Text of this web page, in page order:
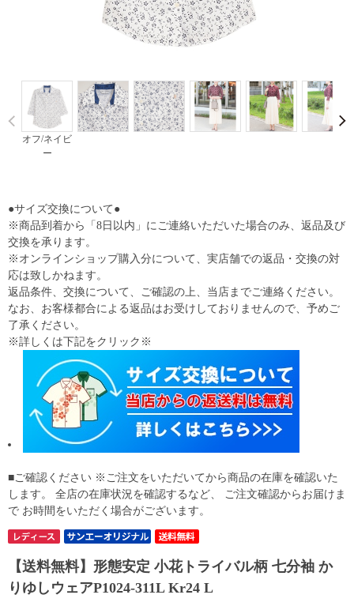
オフ/ネイビ
ー
Prev
【送料無料】形態安定 小花トライバル柄 七分袖 か
りゆしウェアP1024-311L Kr24 L
●サイズ交換について●
※商品到着から「8日以内」にご連絡いただいた場合のみ、返品及び
交換を承ります。
※オンラインショップ購入分について、実店舗での返品・交換の対
応は致しかねます。
返品条件、交換について、ご確認の上、当店までご連絡ください。
なお、お客様都合による返品はお受けしておりませんので、予めご
了承ください。
※詳しくは下記をクリック※
■ご確認ください ※ご注文をいただいてから商品の在庫を確認いた
します。 全店の在庫状況を確認するなど、 ご注文確認からお届けま
で お時間をいただく場合がございます。